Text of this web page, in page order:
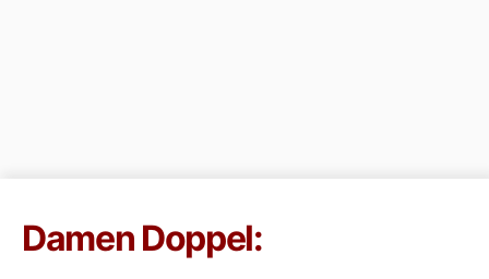
Damen Doppel: